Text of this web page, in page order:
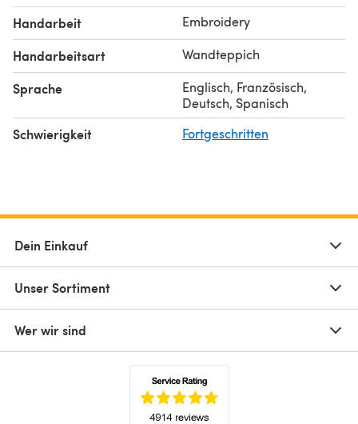
Handarbeit Embroidery
Handarbeitsart Wandteppich
Sprache
Englisch, Französisch,
Deutsch, Spanisch
Schwierigkeit Fortgeschritten
Dein Einkauf
Unser Sortiment
Wer wir sind